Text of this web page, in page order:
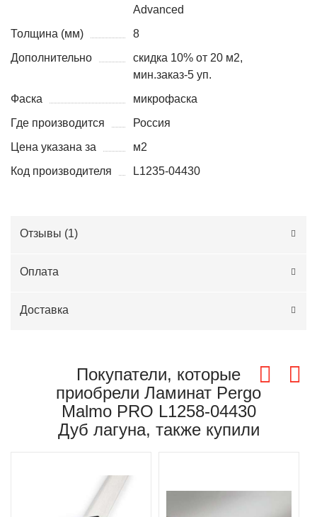
Advanced
Толщина (мм)
8
Дополнительно
скидка 10% от 20 м2,
мин.заказ-5 уп.
Фаска
микрофаска
Где производится
Россия
Цена указана за
м2
Код производителя
L1235-04430
Отзывы (1)
Оплата
Доставка
Покупатели, которые
приобрели Ламинат Pergo
Malmo PRO L1258-04430
Дуб лагуна, также купили